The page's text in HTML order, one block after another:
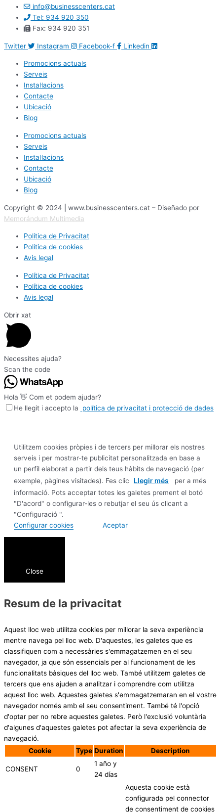
info@businesscenters.cat
Tel: 934 920 350
Fax: 934 920 351
Twitter Instagram Facebook-f Linkedin
Promocions actuals
Serveis
Instal·lacions
Contacte
Ubicació
Blog
Promocions actuals
Serveis
Instal·lacions
Contacte
Ubicació
Blog
Copyright © 2024 | www.businesscenters.cat – Diseñado por
Memorándum Multimedia
Política de Privacitat
Política de cookies
Avis legal
Política de Privacitat
Política de cookies
Avis legal
Obrir xat
Necessites ajuda?
Scan the code
Hola 👋 Com et podem ajudar?
He llegit i accepto la
política de privacitat i protecció de dades
Utilitzem cookies pròpies i de tercers per millorar els nostres
serveis i per mostrar-te publicitat personalitzada en base a
un perfil elaborat a partir dels teus hàbits de navegació (per
exemple, pàgines visitades). Fes clic
Llegir més
per a més
informació. Pots acceptar totes les galetes prement el botó
"D'acord" o configurar-les o rebutjar el seu ús clicant a
"Configuració ".
Configurar cookies
Aceptar
Close
Resum de la privacitat
Aquest lloc web utilitza cookies per millorar la seva experiència
mentre navega pel lloc web. D'aquestes, les galetes que es
classifiquen com a necessàries s'emmagatzemen en el seu
navegador, ja que són essencials per al funcionament de les
funcionalitats bàsiques del lloc web. També utilitzem galetes de
tercers que ens ajuden a analitzar i comprendre com utilitza
aquest lloc web. Aquestes galetes s'emmagatzemaran en el vostre
navegador només amb el seu consentiment. També té l'opció
d'optar per no rebre aquestes galetes. Però l'exclusió voluntària
d'algunes d'aquestes galetes pot afectar la seva experiència de
navegació.
Cookie
Type Duration Description
CONSENT 0
1 año y
24 días
Aquesta cookie està
configurada pel connector
de consentiment de cookies